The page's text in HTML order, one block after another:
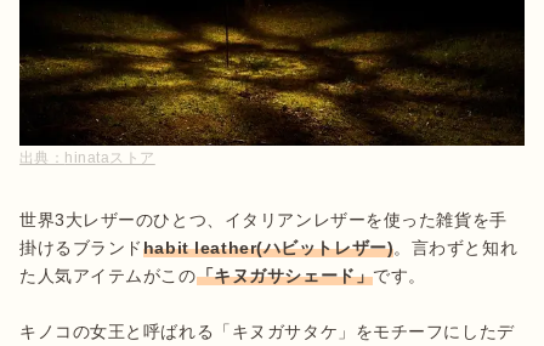
出典： hinataストア
世界3大レザーのひとつ、イタリアンレザーを使った雑貨を手
掛けるブランドhabit leather(ハビットレザー)。言わずと知れ
た人気アイテムがこの「キヌガサシェード」です。
キノコの女王と呼ばれる「キヌガサタケ」をモチーフにしたデ